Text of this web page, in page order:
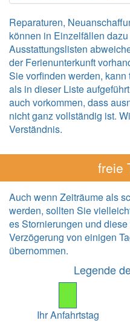
Reparaturen,
können in Einzelfällen
Ausstattungslisten
der Ferienunterkunft
Sie vorfinden werden,
als in dieser Liste
auch vorkommen, dass
nicht ganz vollständig ist.
Verständnis.
freie
Auch wenn Zeiträume als
werden, sollten Sie
es Stornierungen und
Verzögerung von einigen
übernommen.
Legende
Ihr Anfahrtstag